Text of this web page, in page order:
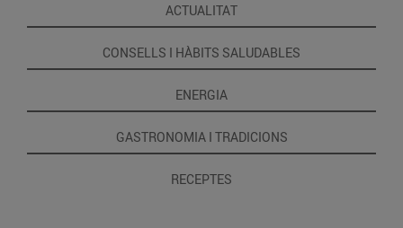
ACTUALITAT
CONSELLS I HÀBITS SALUDABLES
ENERGIA
GASTRONOMIA I TRADICIONS
RECEPTES